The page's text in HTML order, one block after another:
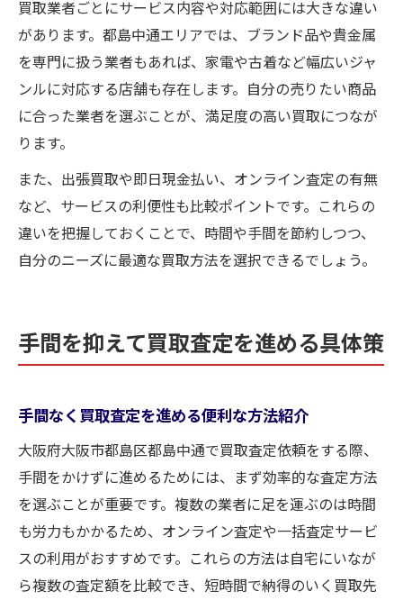
買取業者ごとにサービス内容や対応範囲には大きな違い
があります。都島中通エリアでは、ブランド品や貴金属
を専門に扱う業者もあれば、家電や古着など幅広いジャ
ンルに対応する店舗も存在します。自分の売りたい商品
に合った業者を選ぶことが、満足度の高い買取につなが
ります。
また、出張買取や即日現金払い、オンライン査定の有無
など、サービスの利便性も比較ポイントです。これらの
違いを把握しておくことで、時間や手間を節約しつつ、
自分のニーズに最適な買取方法を選択できるでしょう。
手間を抑えて買取査定を進める具体策
手間なく買取査定を進める便利な方法紹介
大阪府大阪市都島区都島中通で買取査定依頼をする際、
手間をかけずに進めるためには、まず効率的な査定方法
を選ぶことが重要です。複数の業者に足を運ぶのは時間
も労力もかかるため、オンライン査定や一括査定サービ
スの利用がおすすめです。これらの方法は自宅にいなが
ら複数の査定額を比較でき、短時間で納得のいく買取先